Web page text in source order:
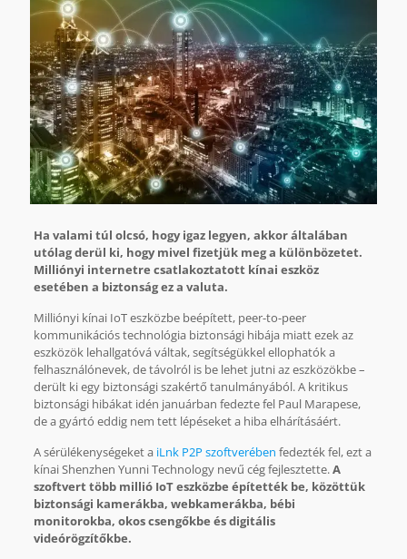
Ha valami túl olcsó, hogy igaz legyen, akkor általában
utólag derül ki, hogy mivel fizetjük meg a különbözetet.
Milliónyi internetre csatlakoztatott kínai eszköz
esetében a biztonság ez a valuta.
Milliónyi kínai IoT eszközbe beépített, peer-to-peer
kommunikációs technológia biztonsági hibája miatt ezek az
eszközök lehallgatóvá váltak, segítségükkel ellophatók a
felhasználónevek, de távolról is be lehet jutni az eszközökbe –
derült ki egy biztonsági szakértő tanulmányából. A kritikus
biztonsági hibákat idén januárban fedezte fel Paul Marapese,
de a gyártó eddig nem tett lépéseket a hiba elhárításáért.
A sérülékenységeket a iLnk P2P szoftverében fedezték fel, ezt a
kínai Shenzhen Yunni Technology nevű cég fejlesztette.A
szoftvert több millió IoT eszközbe építették be, közöttük
biztonsági kamerákba, webkamerákba, bébi
monitorokba, okos csengőkbe és digitális
videórögzítőkbe.